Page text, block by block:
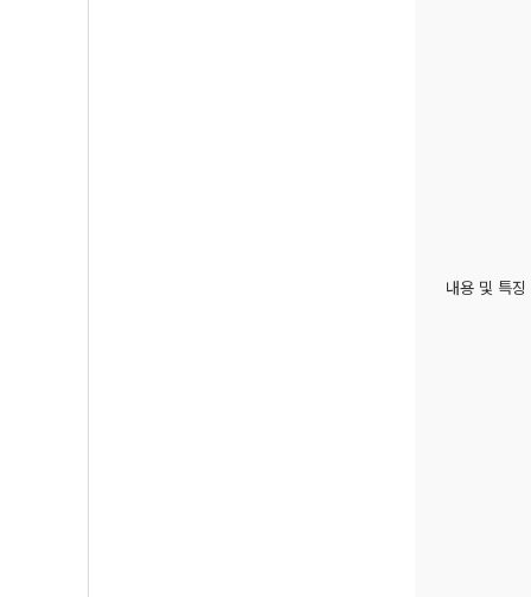
내용 및 특징